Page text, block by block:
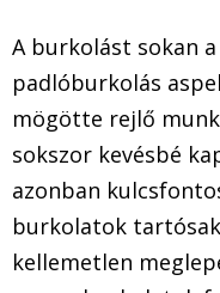
A burkolást sokan
padlóburkolás
mögötte rejlő
sokszor kevésbé
azonban
burkolatok
kellemetlen